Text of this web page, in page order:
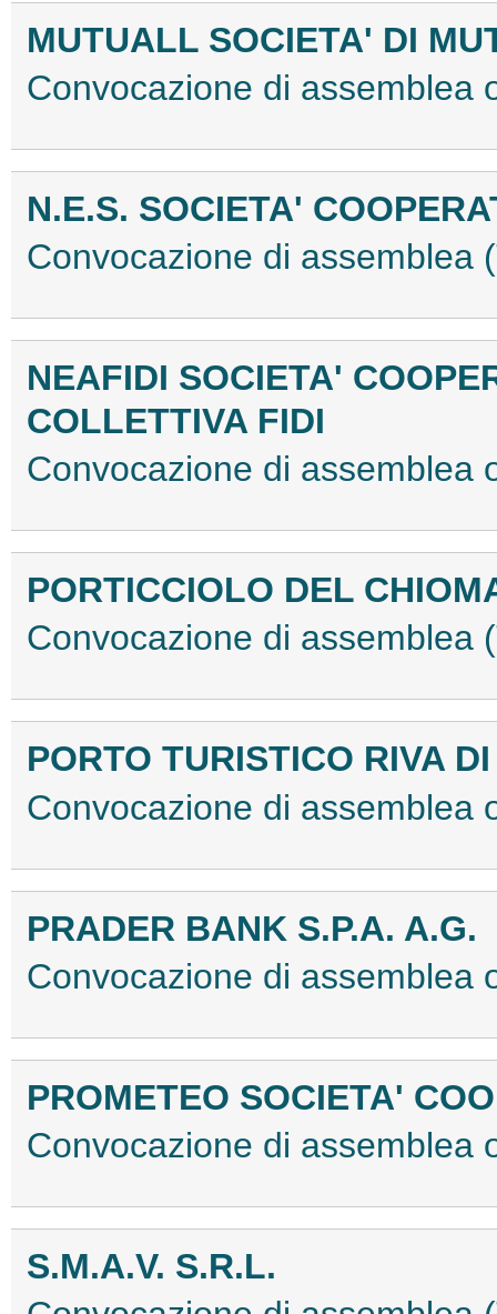
MUTUALL SOCIETA' DI
Convocazione di assemblea
N.E.S. SOCIETA'
Convocazione di assemblea
NEAFIDI SOCIETA'
COLLETTIVA FIDI
Convocazione di assemblea
PORTICCIOLO DEL
Convocazione di assemblea
PORTO TURISTICO RIVA
Convocazione di assemblea
PRADER BANK S.P.A. A.G.
Convocazione di assemblea
PROMETEO SOCIETA'
Convocazione di assemblea
S.M.A.V. S.R.L.